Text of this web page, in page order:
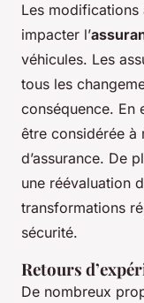
Les modifications
impacter l’
véhicules. Les
tous les
conséquence. En
être considérée à
d’assurance. De
une réévaluation
transformations
sécurité.
Retours
De nombreux